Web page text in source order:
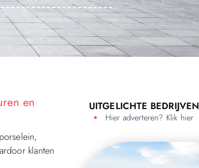
en
klanten
UITGELICHTE BEDRIJVEN
Hier adverteren? Klik hier